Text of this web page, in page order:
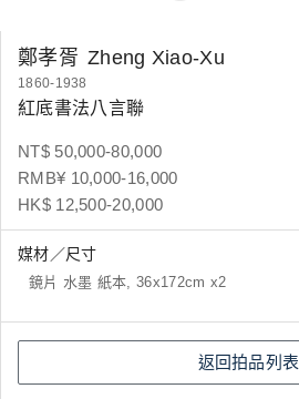
鄭孝胥 Zheng Xiao-Xu
1860-1938
紅底書法八言聯
NT$ 50,000-80,000
RMB¥ 10,000-16,000
HK$ 12,500-20,000
媒材／尺寸
鏡片 水墨 紙本, 36x172cm x2
返回拍品列表